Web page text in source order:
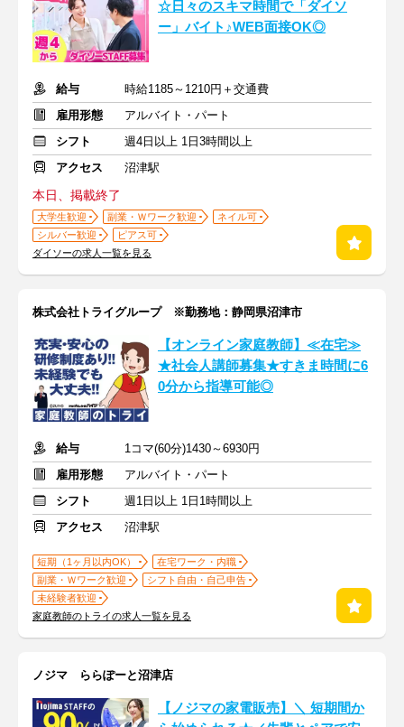
☆日々のスキマ時間で「ダイソ
ー」バイト♪WEB面接OK◎
給与
時給1185～1210円＋交通費
雇用形態
アルバイト・パート
シフト
週4日以上 1日3時間以上
アクセス
沼津駅
本日、掲載終了
大学生歓迎 副業・Ｗワーク歓迎
ネイル可
シルバー歓迎
ピアス可
ダイソーの求人一覧を見る
株式会社トライグループ ※勤務地：静岡県沼津市
【オンライン家庭教師】≪在宅≫
★社会人講師募集★すきま時間に6
0分から指導可能◎
給与
1コマ(60分)1430～6930円
雇用形態
アルバイト・パート
シフト
週1日以上 1日1時間以上
アクセス
沼津駅
短期（1ヶ月以内OK）
在宅ワーク・内職
副業・Ｗワーク歓迎
シフト自由・自己申告
未経験者歓迎
家庭教師のトライの求人一覧を見る
ノジマ ららぽーと沼津店
【ノジマの家電販売】＼ 短期間か